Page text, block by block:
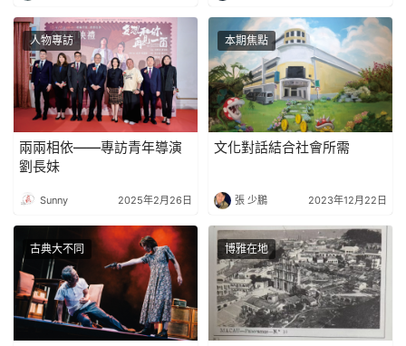
人物專訪
兩兩相依——專訪青年導演
劉長妹
Sunny 2025年2月26日
本期焦點
文化對話結合社會所需
張 少鵬 2023年12月22日
古典大不同 博雅在地